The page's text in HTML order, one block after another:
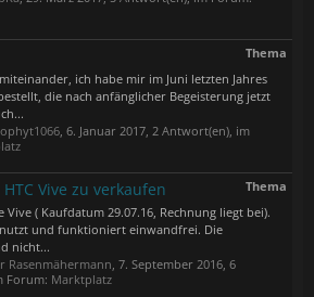
Thema
ich habe mir im Juni letzten Jahres
die nach anfänglicher Begeisterung jetzt
, 6. Januar 2017, 2 Antwort(en), im
Thema
HTC Vive zu verkaufen
Vive ( Kaufdatum 29.07.16, Rechnung liegt bei).
und funktioniert einwandfrei. Die
nicht...
Rasenmähermann, 7. September 2016, 6
Forum: Marktplatz